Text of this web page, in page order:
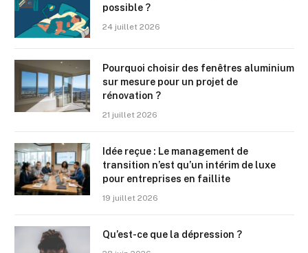
possible ?
24 juillet 2026
Pourquoi choisir des fenêtres aluminium
sur mesure pour un projet de
rénovation ?
21 juillet 2026
Idée reçue : Le management de
transition n’est qu’un intérim de luxe
pour entreprises en faillite
19 juillet 2026
Qu’est-ce que la dépression ?